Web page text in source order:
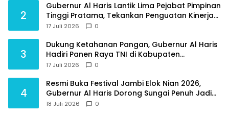
2
Gubernur Al Haris Lantik Lima Pejabat Pimpinan
Tinggi Pratama, Tekankan Penguatan Kinerja
dan Integritas
17 Juli 2026 0
3
Dukung Ketahanan Pangan, Gubernur Al Haris
Hadiri Panen Raya TNI di Kabupaten
Tanjungjabung Timur
17 Juli 2026 0
4
Resmi Buka Festival Jambi Elok Nian 2026,
Gubernur Al Haris Dorong Sungai Penuh Jadi
Destinasi Wisata Budaya Unggulan
18 Juli 2026 0